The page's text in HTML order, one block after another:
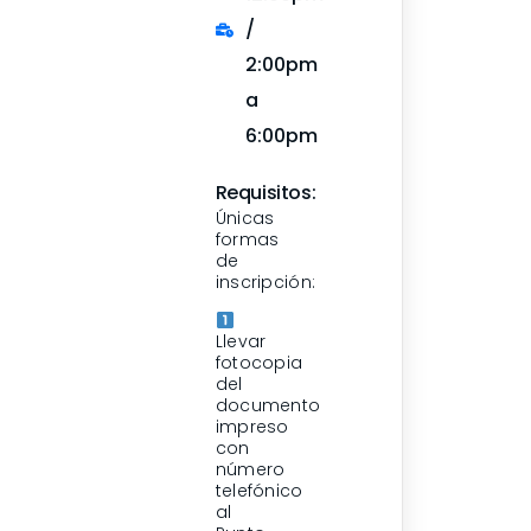
/
2:00pm
a
6:00pm
Requisitos:
Únicas
formas
de
inscripción:
Llevar
fotocopia
del
documento
impreso
con
número
telefónico
al